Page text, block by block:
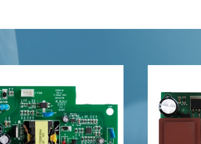
Flerlags fleksibel tungt kobber